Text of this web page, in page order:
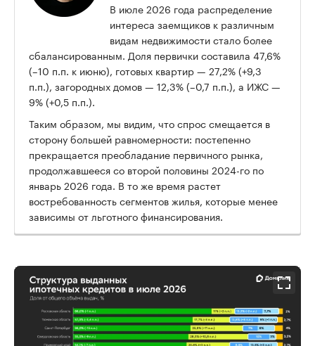
В июле 2026 года распределение
интереса заемщиков к различным
видам недвижимости стало более
сбалансированным. Доля первички составила 47,6%
(–10 п.п. к июню), готовых квартир — 27,2% (+9,3
п.п.), загородных домов — 12,3% (–0,7 п.п.), а ИЖС —
9% (+0,5 п.п.).
Таким образом, мы видим, что спрос смещается в
сторону большей равномерности: постепенно
прекращается преобладание первичного рынка,
продолжавшееся со второй половины 2024-го по
январь 2026 года. В то же время растет
востребованность сегментов жилья, которые менее
зависимы от льготного финансирования.